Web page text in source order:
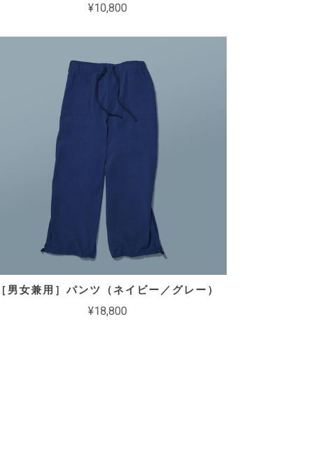
¥10,800
［男女兼用］パンツ（ネイビー／グレー）
¥18,800